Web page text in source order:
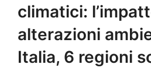
climatici:
alterazioni
Italia, 6 regioni